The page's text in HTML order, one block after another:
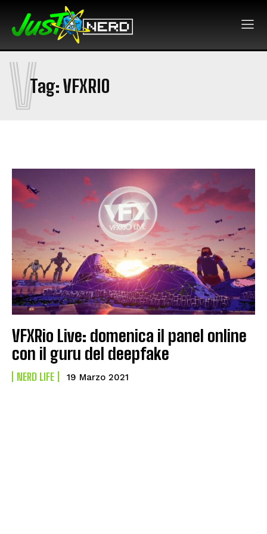
Tag:VFXRIO
V
VFXRio Live: domenica il panel online
con il guru del deepfake
NERD LIFE 19 Marzo 2021